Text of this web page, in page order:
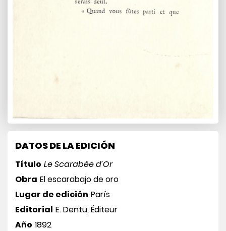
DATOS DE LA EDICIÓN
Título Le Scarabée d’Or
Obra El escarabajo de oro
Lugar de edición París
Editorial E. Dentu, Éditeur
Año 1892